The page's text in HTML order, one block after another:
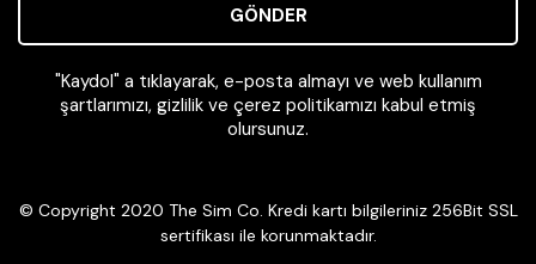
GÖNDER
"Kaydol" a tıklayarak, e-posta almayı ve web kullanım
şartlarımızı, gizlilik ve çerez politikamızı kabul etmiş
olursunuz.
© Copyright 2020 The Sim Co. Kredi kartı bilgileriniz 256Bit SSL
sertifikası ile korunmaktadır.